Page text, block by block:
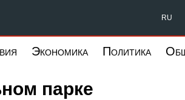
Запад RU
Экономика Политика
парке